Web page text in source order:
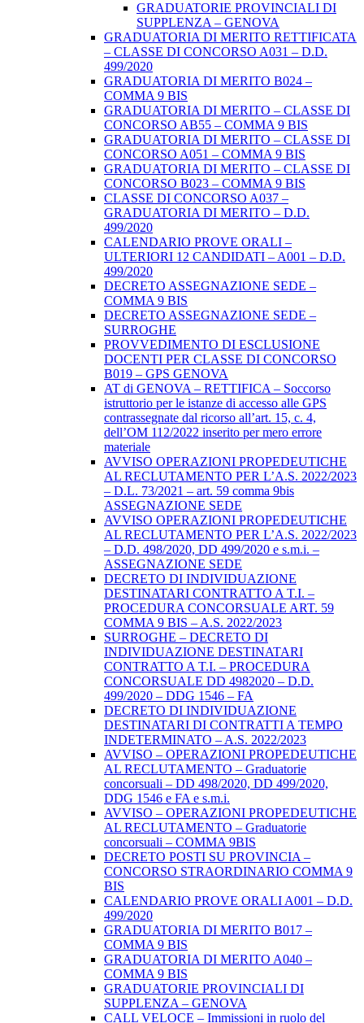
GRADUATORIE PROVINCIALI DI
SUPPLENZA – GENOVA
GRADUATORIA DI MERITO RETTIFICATA
– CLASSE DI CONCORSO A031 – D.D.
499/2020
GRADUATORIA DI MERITO B024 –
COMMA 9 BIS
GRADUATORIA DI MERITO – CLASSE DI
CONCORSO AB55 – COMMA 9 BIS
GRADUATORIA DI MERITO – CLASSE DI
CONCORSO A051 – COMMA 9 BIS
GRADUATORIA DI MERITO – CLASSE DI
CONCORSO B023 – COMMA 9 BIS
CLASSE DI CONCORSO A037 –
GRADUATORIA DI MERITO – D.D.
499/2020
CALENDARIO PROVE ORALI –
ULTERIORI 12 CANDIDATI – A001 – D.D.
499/2020
DECRETO ASSEGNAZIONE SEDE –
COMMA 9 BIS
DECRETO ASSEGNAZIONE SEDE –
SURROGHE
PROVVEDIMENTO DI ESCLUSIONE
DOCENTI PER CLASSE DI CONCORSO
B019 – GPS GENOVA
AT di GENOVA – RETTIFICA – Soccorso
istruttorio per le istanze di accesso alle GPS
contrassegnate dal ricorso all’art. 15, c. 4,
dell’OM 112/2022 inserito per mero errore
materiale
AVVISO OPERAZIONI PROPEDEUTICHE
AL RECLUTAMENTO PER L’A.S. 2022/2023
– D.L. 73/2021 – art. 59 comma 9bis
ASSEGNAZIONE SEDE
AVVISO OPERAZIONI PROPEDEUTICHE
AL RECLUTAMENTO PER L’A.S. 2022/2023
– D.D. 498/2020, DD 499/2020 e s.m.i. –
ASSEGNAZIONE SEDE
DECRETO DI INDIVIDUAZIONE
DESTINATARI CONTRATTO A T.I. –
PROCEDURA CONCORSUALE ART. 59
COMMA 9 BIS – A.S. 2022/2023
SURROGHE – DECRETO DI
INDIVIDUAZIONE DESTINATARI
CONTRATTO A T.I. – PROCEDURA
CONCORSUALE DD 4982020 – D.D.
499/2020 – DDG 1546 – FA
DECRETO DI INDIVIDUAZIONE
DESTINATARI DI CONTRATTI A TEMPO
INDETERMINATO – A.S. 2022/2023
AVVISO – OPERAZIONI PROPEDEUTICHE
AL RECLUTAMENTO – Graduatorie
concorsuali – DD 498/2020, DD 499/2020,
DDG 1546 e FA e s.m.i.
AVVISO – OPERAZIONI PROPEDEUTICHE
AL RECLUTAMENTO – Graduatorie
concorsuali – COMMA 9BIS
DECRETO POSTI SU PROVINCIA –
CONCORSO STRAORDINARIO COMMA 9
BIS
CALENDARIO PROVE ORALI A001 – D.D.
499/2020
GRADUATORIA DI MERITO B017 –
COMMA 9 BIS
GRADUATORIA DI MERITO A040 –
COMMA 9 BIS
GRADUATORIE PROVINCIALI DI
SUPPLENZA – GENOVA
CALL VELOCE – Immissioni in ruolo del